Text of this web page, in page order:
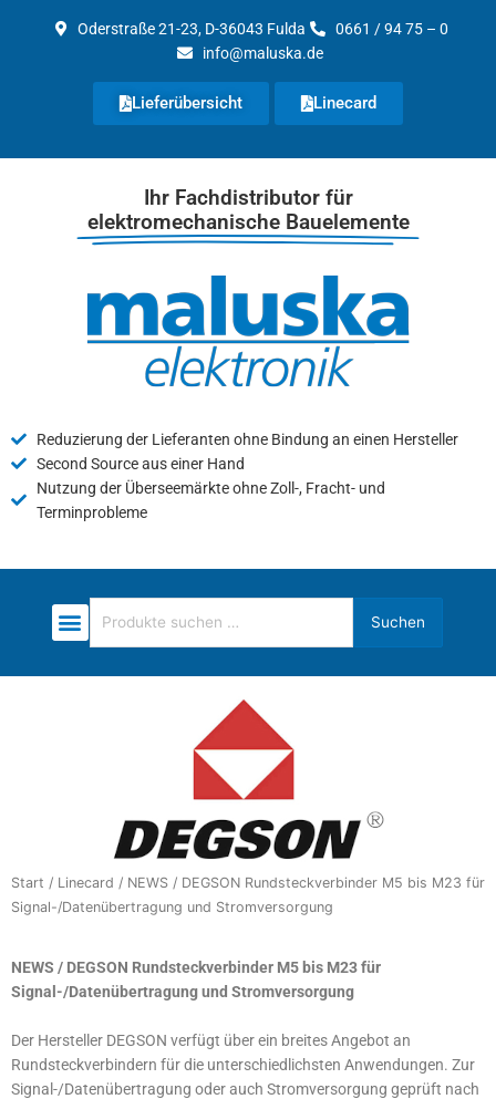
Oderstraße 21-23, D-36043 Fulda
0661 / 94 75 – 0
info@maluska.de
Lieferübersicht Linecard
Ihr Fachdistributor für
elektromechanische Bauelemente
Reduzierung der Lieferanten ohne Bindung an einen Hersteller
Second Source aus einer Hand
Nutzung der Überseemärkte ohne Zoll-, Fracht- und
Terminprobleme
Suchen
nach:
Suchen
Start / Linecard / NEWS / DEGSON Rundsteckverbinder M5 bis M23 für
Signal-/Datenübertragung und Stromversorgung
NEWS / DEGSON Rundsteckverbinder M5 bis M23 für
Signal-/Datenübertragung und Stromversorgung
Der Hersteller DEGSON verfügt über ein breites Angebot an
Rundsteckverbindern für die unterschiedlichsten Anwendungen. Zur
Signal-/Datenübertragung oder auch Stromversorgung geprüft nach